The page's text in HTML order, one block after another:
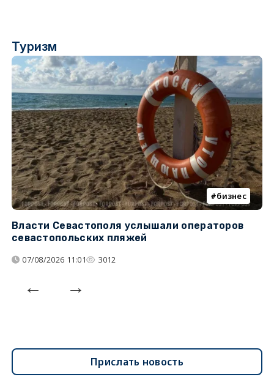
Туризм
бизнес
Власти Севастополя услышали операторов
севастопольских пляжей
07/08/2026 11:01 3012
Прислать новость